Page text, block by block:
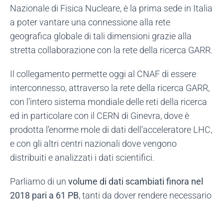
Nazionale di Fisica Nucleare, è la prima sede in Italia
a poter vantare una connessione alla rete
geografica globale di tali dimensioni grazie alla
stretta collaborazione con la rete della ricerca GARR.
Il collegamento permette oggi al CNAF di essere
interconnesso, attraverso la rete della ricerca GARR,
con l’intero sistema mondiale delle reti della ricerca
ed in particolare con il CERN di Ginevra, dove è
prodotta l’enorme mole di dati dell’acceleratore LHC,
e con gli altri centri nazionali dove vengono
distribuiti e analizzati i dati scientifici.
Parliamo di un volume di dati scambiati finora nel
2018 pari a 61 PB, tanti da dover rendere necessario